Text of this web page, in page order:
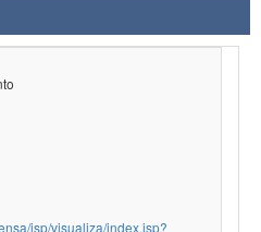
jsp/visualiza/index.jsp?